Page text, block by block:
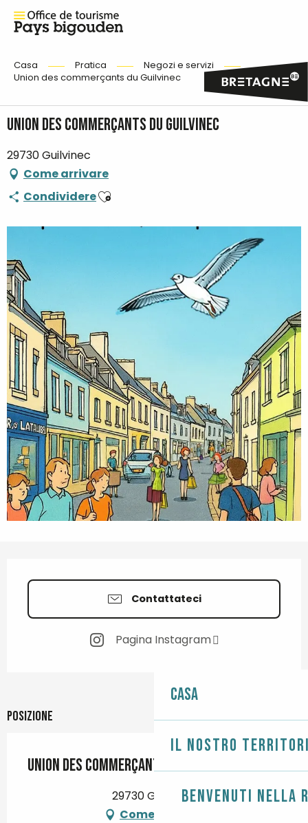
Casa
Il nostro
Benvenuti nella
Casa Pratica
Negozi e servizi
Union des commerçants du Guilvinec
Union des commerçants du Guilvinec
29730 Guilvinec
Come arrivare
CondividereAjouter aux favoris
Orari e contatti
Contattateci
Pagina Instagram
Posizione
Union des commerçants du Guilvinec
29730 Guilvinec
Come arrivare